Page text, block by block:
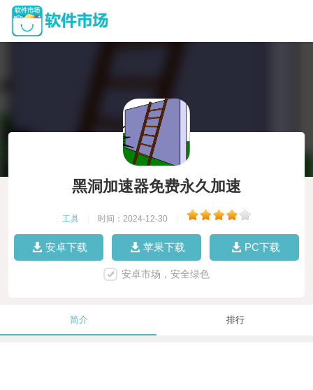
黑洞加速器免费永久加速
工具 时间：2024-12-30
安卓下载 苹果下载 PC下载
安卓市场，安全绿色
简介 排行